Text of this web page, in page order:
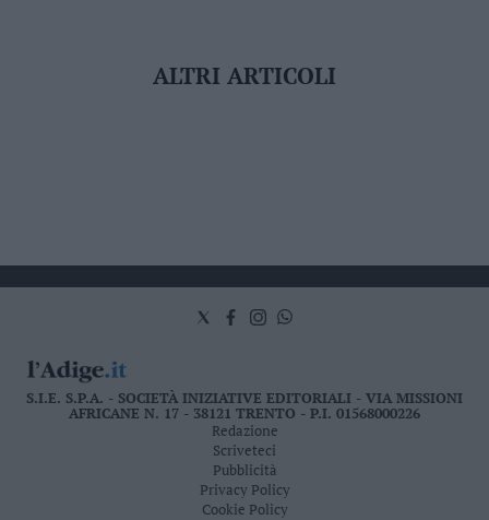
ALTRI ARTICOLI
S.I.E. S.P.A. - SOCIETÀ INIZIATIVE EDITORIALI - VIA MISSIONI
AFRICANE N. 17 - 38121 TRENTO - P.I. 01568000226
Redazione
Scriveteci
Pubblicità
Privacy Policy
Cookie Policy